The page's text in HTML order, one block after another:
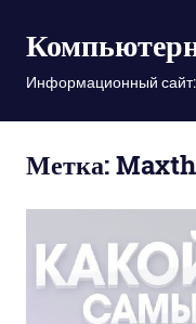
содержимому
Информационный
Метка: